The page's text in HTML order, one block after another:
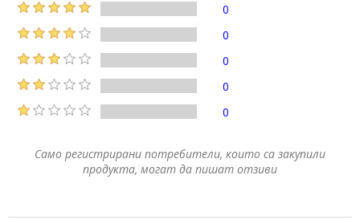
0
0
0
0
0
Само регистрирани потребители, които са закупили
продукта, могат да пишат отзиви